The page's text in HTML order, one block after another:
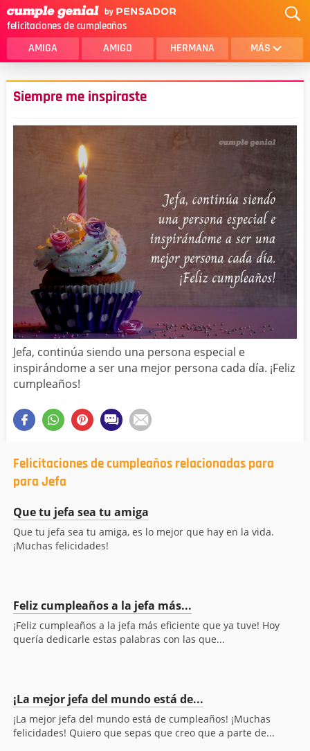
felicitaciones de cumpleaños
AMIGA AMIGO HERMANA MÁS
MAMA
AMOR
SOBRINA
HIJA
HERMANO
NOVIA
ESPOSO
PAPA
HOMBRE
TIA
CUÑADA
ALGUIEN ESPECIAL
PRIMO
TODAS LAS CATEGORÍAS
Siempre me inspiraste
Jefa, continúa siendo una persona especial e
inspirándome a ser una mejor persona cada día. ¡Feliz
cumpleaños!
Felicitaciones de cumpleaños relacionadas para
para Jefa
Que tu jefa sea tu amiga
Que tu jefa sea tu amiga, es lo mejor que hay en la vida.
¡Muchas felicidades!
Feliz cumpleaños a la jefa más...
¡Feliz cumpleaños a la jefa más eficiente que ya tuve! Hoy
quería dedicarle estas palabras con las que...
¡La mejor jefa del mundo está de...
¡La mejor jefa del mundo está de cumpleaños! ¡Muchas
felicidades! Quiero que sepas que creo que a parte de...